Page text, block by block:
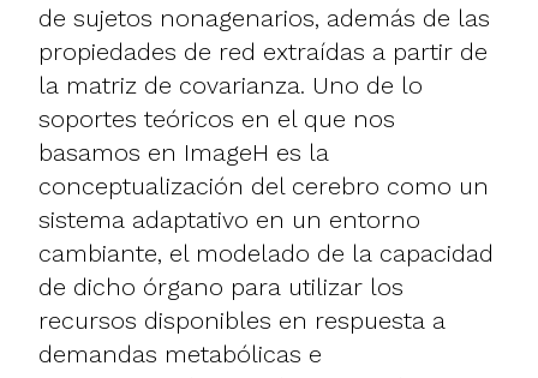
de sujetos nonagenarios, además de las
propiedades de red extraídas a partir de
la matriz de covarianza. Uno de lo
soportes teóricos en el que nos
basamos en ImageH es la
conceptualización del cerebro como un
sistema adaptativo en un entorno
cambiante, el modelado de la capacidad
de dicho órgano para utilizar los
recursos disponibles en respuesta a
demandas metabólicas e